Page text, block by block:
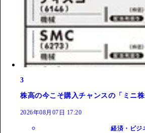
3
株高の今こそ購入チャンスの「ミニ
2026年08月07日 17:20
経済・ビジ